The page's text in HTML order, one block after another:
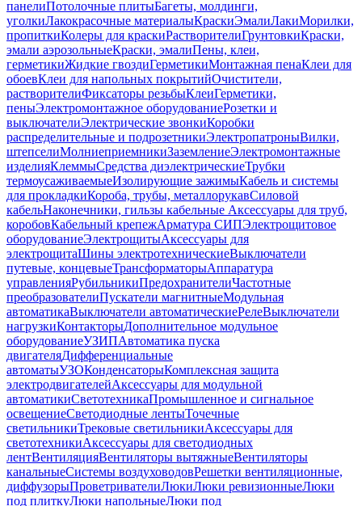
панелиПотолочные плитыБагеты, молдинги,
уголкиЛакокрасочные материалыКраскиЭмалиЛакиМорилки,
пропиткиКолеры для краскиРастворителиГрунтовкиКраски,
эмали аэрозольныеКраски, эмалиПены, клеи,
герметикиЖидкие гвоздиГерметикиМонтажная пенаКлеи для
обоевКлеи для напольных покрытийОчистители,
растворителиФиксаторы резьбыКлеиГерметики,
пеныЭлектромонтажное оборудованиеРозетки и
выключателиЭлектрические звонкиКоробки
распределительные и подрозетникиЭлектропатроныВилки,
штепселиМолниеприемникиЗаземлениеЭлектромонтажные
изделияКлеммыСредства диэлектрическиеТрубки
термоусаживаемыеИзолирующие зажимыКабель и системы
для прокладкиКороба, трубы, металлорукавСиловой
кабельНаконечники, гильзы кабельные Аксессуары для труб,
коробовКабельный крепежАрматура СИПЭлектрощитовое
оборудованиеЭлектрощитыАксессуары для
электрощитаШины электротехническиеВыключатели
путевые, концевыеТрансформаторыАппаратура
управленияРубильникиПредохранителиЧастотные
преобразователиПускатели магнитныеМодульная
автоматикаВыключатели автоматическиеРелеВыключатели
нагрузкиКонтакторыДополнительное модульное
оборудованиеУЗИПАвтоматика пуска
двигателяДифференциальные
автоматыУЗОКонденсаторыКомплексная защита
электродвигателейАксессуары для модульной
автоматикиСветотехникаПромышленное и сигнальное
освещениеСветодиодные лентыТочечные
светильникиТрековые светильникиАксессуары для
светотехникиАксессуары для светодиодных
лентВентиляцияВентиляторы вытяжныеВентиляторы
канальныеСистемы воздуховодовРешетки вентиляционные,
диффузорыПроветривателиЛюкиЛюки ревизионныеЛюки
под плиткуЛюки напольныеЛюки под